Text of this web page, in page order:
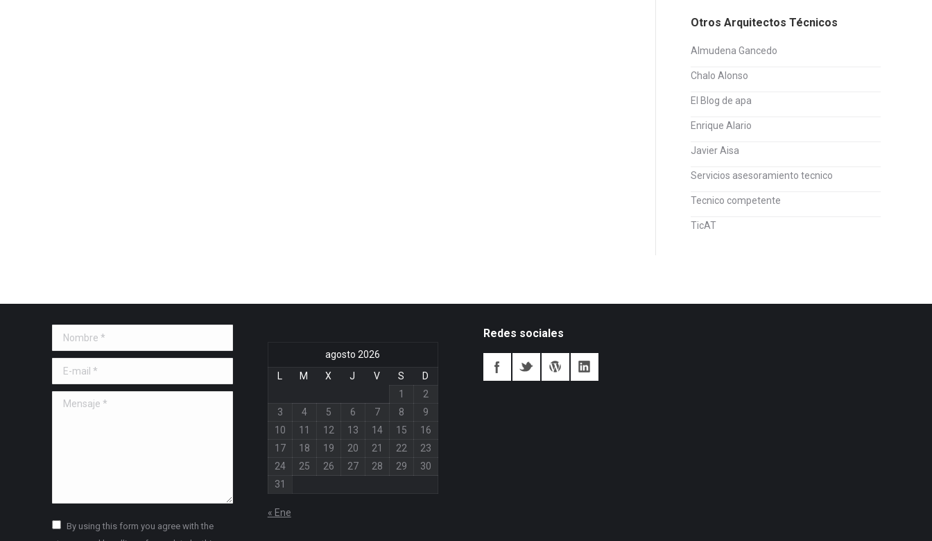
Otros Arquitectos Técnicos
Almudena Gancedo
Chalo Alonso
El Blog de apa
Enrique Alario
Javier Aisa
Servicios asesoramiento tecnico
Tecnico competente
TicAT
Nombre *
E-mail *
Mensaje *
By using this form you agree with the
agosto 2026
L
M X J V S
D
1
2
3
4 5 6 7 8
9
10
11 12 13 14 15
16
17
18 19 20 21 22
23
24
25 26 27 28 29
30
31
« Ene
Redes sociales